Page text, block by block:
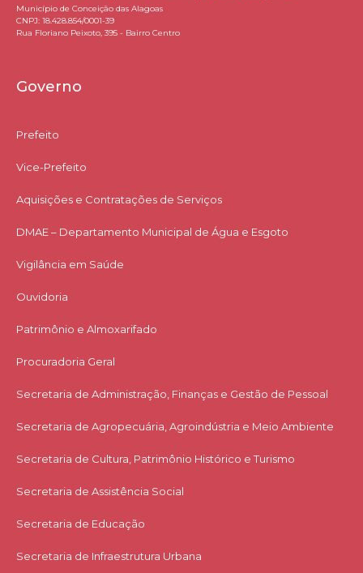
Município de Conceição das Alagoas
CNPJ: 18.428.854/0001-39
Rua Floriano Peixoto, 395 - Bairro Centro
Governo
Prefeito
Vice-Prefeito
Aquisições e Contratações de Serviços​
DMAE – Departamento Municipal de Água e Esgoto
Vigilância em Saúde
Ouvidoria
Patrimônio e Almoxarifado
Procuradoria Geral
Secretaria de Administração, Finanças e Gestão de Pessoal
Secretaria de Agropecuária, Agroindústria e Meio Ambiente
Secretaria de Cultura, Patrimônio Histórico e Turismo
Secretaria de Assistência Social
Secretaria de Educação
Secretaria de Infraestrutura Urbana